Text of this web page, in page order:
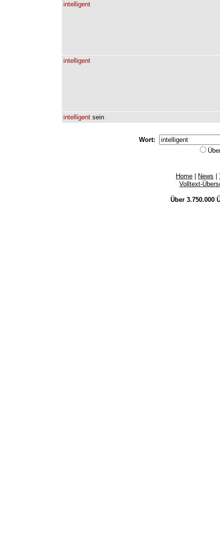
intelligent
intelligent
intelligent sein
Wort:
Home News
Volltext-
Über 3.750.000